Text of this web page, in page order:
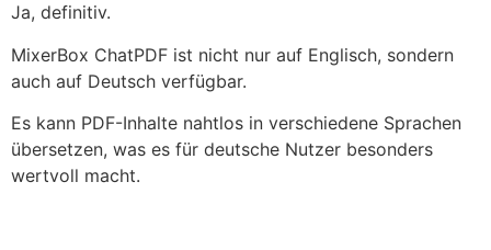
Ja, definitiv.
MixerBox ChatPDF ist nicht nur auf Englisch, sondern
auch auf Deutsch verfügbar.
Es kann PDF-Inhalte nahtlos in verschiedene Sprachen
übersetzen, was es für deutsche Nutzer besonders
wertvoll macht.